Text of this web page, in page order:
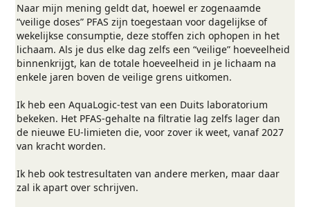
Naar mijn mening geldt dat, hoewel er zogenaamde
“veilige doses” PFAS zijn toegestaan voor dagelijkse of
wekelijkse consumptie, deze stoffen zich ophopen in het
lichaam. Als je dus elke dag zelfs een “veilige” hoeveelheid
binnenkrijgt, kan de totale hoeveelheid in je lichaam na
enkele jaren boven de veilige grens uitkomen.
Ik heb een AquaLogic-test van een Duits laboratorium
bekeken. Het PFAS-gehalte na filtratie lag zelfs lager dan
de nieuwe EU-limieten die, voor zover ik weet, vanaf 2027
van kracht worden.
Ik heb ook testresultaten van andere merken, maar daar
zal ik apart over schrijven.